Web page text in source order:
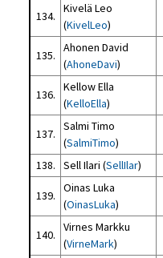
134.
Kivelä Leo
(KivelLeo)
135.
Ahonen David
(AhoneDavi)
136.
Kellow Ella
(KelloElla)
137.
Salmi Timo
(SalmiTimo)
138. Sell Ilari (SellIlar)
139.
Oinas Luka
(OinasLuka)
140.
Virnes Markku
(VirneMark)